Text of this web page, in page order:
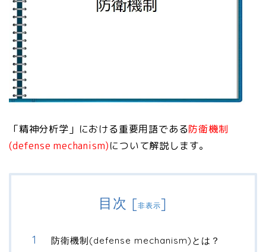
「精神分析学」における重要用語である防衛機制
(defense mechanism)について解説します。
目次 [非表示]
防衛機制(defense mechanism)とは？